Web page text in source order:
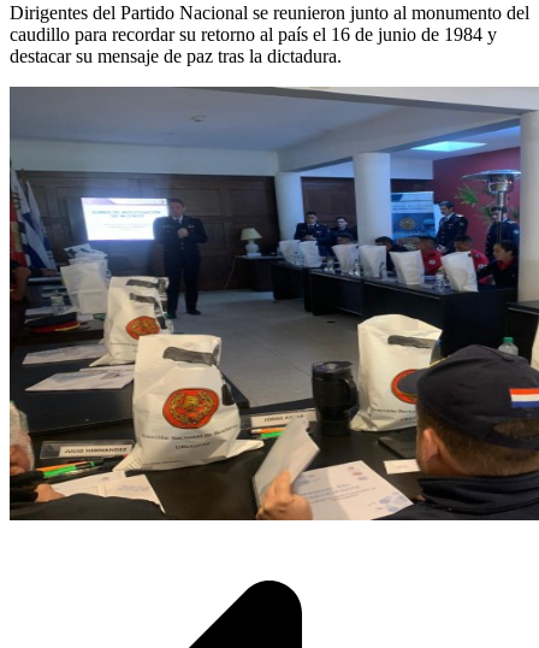
Dirigentes del Partido Nacional se reunieron junto al monumento del
caudillo para recordar su retorno al país el 16 de junio de 1984 y
destacar su mensaje de paz tras la dictadura.